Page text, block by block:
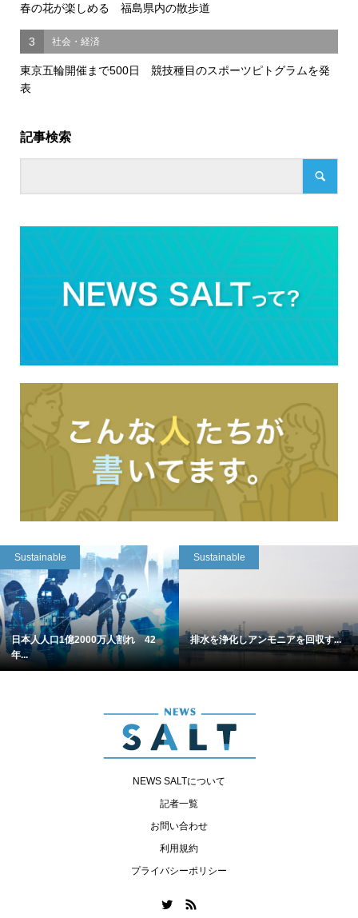
春の花が楽しめる 福島県内の散歩道
3 社会・経済
東京五輪開催まで500日 競技種目のスポーツピトグラムを発
表
記事検索
Sustainable
日本人人口1億2000万人割れ 42
年...
Sustainable
排水を浄化しアンモニアを回収す...
NEWS SALTについて
記者一覧
お問い合わせ
利用規約
プライバシーポリシー